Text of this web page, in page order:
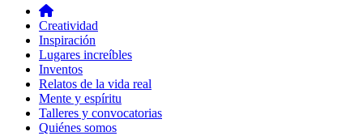
Creatividad
Inspiración
Lugares increíbles
Inventos
Relatos de la vida real
Mente y espíritu
Talleres y convocatorias
Quiénes somos